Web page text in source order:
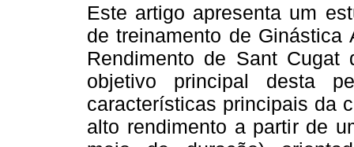
Este artigo apresenta um
de treinamento de
Rendimento de Sant Cugat
objetivo principal desta
características principais da
alto rendimento a partir de